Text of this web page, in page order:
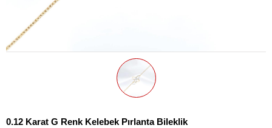
0.12 Karat G Renk Kelebek Pırlanta Bileklik